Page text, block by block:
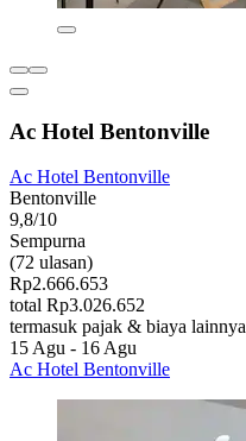
Ac Hotel Bentonville
Ac Hotel Bentonville
Bentonville
9,8/10
Sempurna
(72 ulasan)
Rp2.666.653
total Rp3.026.652
termasuk pajak & biaya lainnya
15 Agu - 16 Agu
Ac Hotel Bentonville